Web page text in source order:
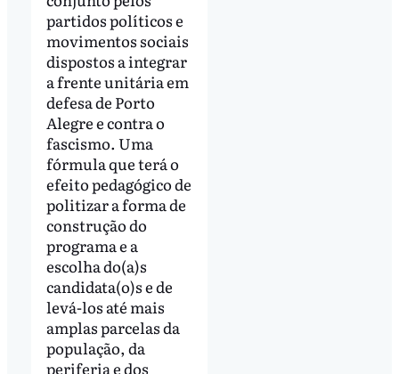
partidos políticos e
movimentos sociais
dispostos a integrar
a frente unitária em
defesa de Porto
Alegre e contra o
fascismo. Uma
fórmula que terá o
efeito pedagógico de
politizar a forma de
construção do
programa e a
escolha do(a)s
candidata(o)s e de
levá-los até mais
amplas parcelas da
população, da
periferia e dos